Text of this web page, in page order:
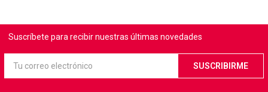
Suscríbete para recibir nuestras últimas novedades